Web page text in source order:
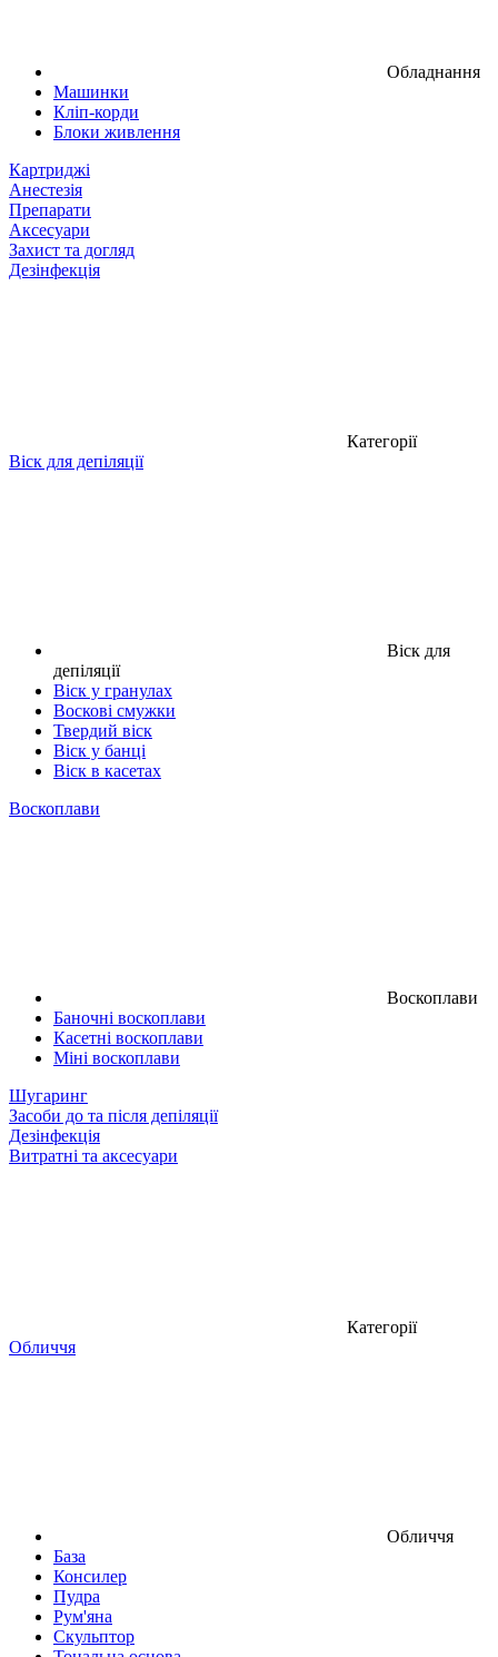
Обладнання
Машинки
Кліп-корди
Блоки живлення
Картриджі
Анестезія
Препарати
Аксесуари
Захист та догляд
Дезінфекція
Категорії
Віск для депіляції
Віск для
депіляції
Віск у гранулах
Воскові смужки
Твердий віск
Віск у банці
Віск в касетах
Воскоплави
Воскоплави
Баночні воскоплави
Касетні воскоплави
Міні воскоплави
Шугаринг
Засоби до та після депіляції
Дезінфекція
Витратні та аксесуари
Категорії
Обличчя
Обличчя
База
Консилер
Пудра
Рум'яна
Скульптор